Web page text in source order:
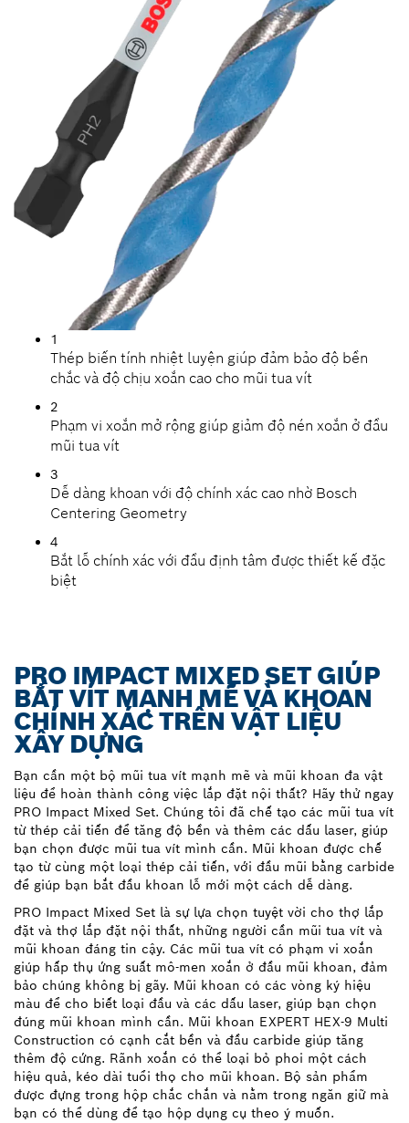
1
Thép biến tính nhiệt luyện giúp đảm bảo độ bền
chắc và độ chịu xoắn cao cho mũi tua vít
2
Phạm vi xoắn mở rộng giúp giảm độ nén xoắn ở đầu
mũi tua vít
3
Dễ dàng khoan với độ chính xác cao nhờ Bosch
Centering Geometry
4
Bắt lỗ chính xác với đầu định tâm được thiết kế đặc
biệt
PRO IMPACT MIXED SET GIÚP
BẮT VÍT MẠNH MẼ VÀ KHOAN
CHÍNH XÁC TRÊN VẬT LIỆU
XÂY DỰNG
Bạn cần một bộ mũi tua vít mạnh mẽ và mũi khoan đa vật
liệu để hoàn thành công việc lắp đặt nội thất? Hãy thử ngay
PRO Impact Mixed Set. Chúng tôi đã chế tạo các mũi tua vít
từ thép cải tiến để tăng độ bền và thêm các dấu laser, giúp
bạn chọn được mũi tua vít mình cần. Mũi khoan được chế
tạo từ cùng một loại thép cải tiến, với đầu mũi bằng carbide
để giúp bạn bắt đầu khoan lỗ mới một cách dễ dàng.
PRO Impact Mixed Set là sự lựa chọn tuyệt vời cho thợ lắp
đặt và thợ lắp đặt nội thất, những người cần mũi tua vít và
mũi khoan đáng tin cậy. Các mũi tua vít có phạm vi xoắn
giúp hấp thụ ứng suất mô-men xoắn ở đầu mũi khoan, đảm
bảo chúng không bị gãy. Mũi khoan có các vòng ký hiệu
màu để cho biết loại đầu và các dấu laser, giúp bạn chọn
đúng mũi khoan mình cần. Mũi khoan EXPERT HEX-9 Multi
Construction có cạnh cắt bền và đầu carbide giúp tăng
thêm độ cứng. Rãnh xoắn có thể loại bỏ phoi một cách
hiệu quả, kéo dài tuổi thọ cho mũi khoan. Bộ sản phẩm
được đựng trong hộp chắc chắn và nằm trong ngăn giữ mà
bạn có thể dùng để tạo hộp dụng cụ theo ý muốn.